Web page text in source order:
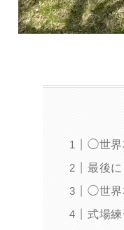
◯世
最後
◯世
式場練